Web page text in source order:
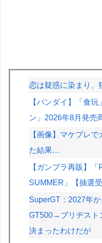
恋は疑惑に染まり、
【バンダイ】「食
ン」2026年8月発売
【画像】マケプレ
た結果…
【ガンプラ再販】
SUMMER」【抽選受
SuperGT：2027年
GT500→ブリヂスト
決まったわけだが